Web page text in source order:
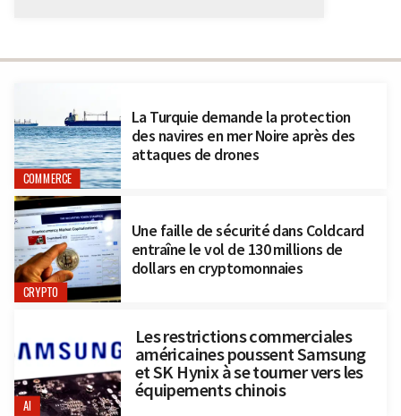
COMMERCE
La Turquie demande la protection
des navires en mer Noire après des
attaques de drones
CRYPTO
Une faille de sécurité dans Coldcard
entraîne le vol de 130 millions de
dollars en cryptomonnaies
AI
Les restrictions commerciales
américaines poussent Samsung
et SK Hynix à se tourner vers les
équipements chinois